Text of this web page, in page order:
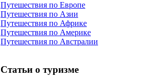
Путешествия по Европе
Путешествия по Азии
Путешествия по Африке
Путешествия по Америке
Путешествия по Австралии
Статьи о туризме